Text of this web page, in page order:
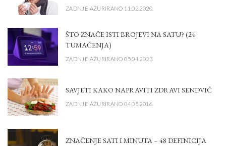
ZADNJE AŽURIRANO 11.02.2020.
ŠTO ZNAČE ISTI BROJEVI NA SATU? (24
TUMAČENJA)
ZADNJE AŽURIRANO 05.04.2023.
SAVJETI KAKO NAPRAVITI ZDRAVI SENDVIČ
ZADNJE AŽURIRANO 04.05.2016.
ZNAČENJE SATI I MINUTA – 48 DEFINICIJA